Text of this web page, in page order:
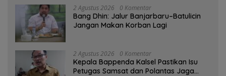
2 Agustus 2026 0 Komentar
Bang Dhin: Jalur Banjarbaru–Batulicin
Jangan Makan Korban Lagi
2 Agustus 2026 0 Komentar
Kepala Bappenda Kalsel Pastikan Isu
Petugas Samsat dan Polantas Jaga